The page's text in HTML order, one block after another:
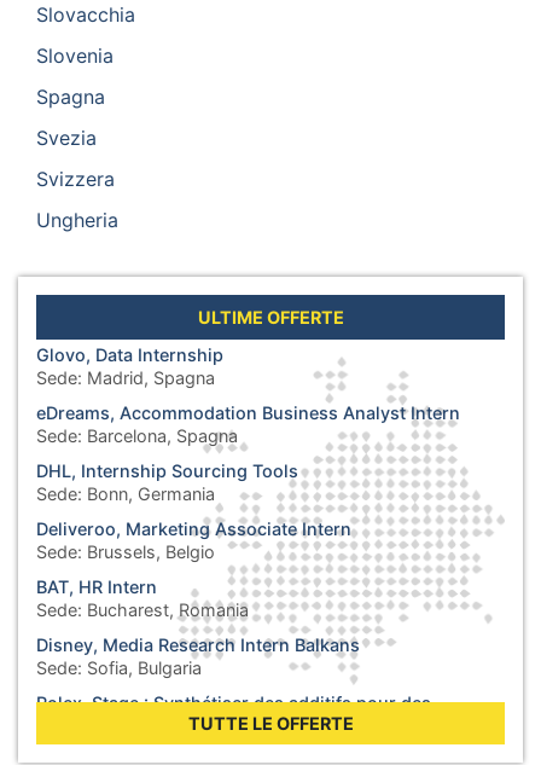
Slovacchia
Slovenia
Spagna
Svezia
Svizzera
Ungheria
ULTIME OFFERTE
Glovo, Data Internship
Sede: Madrid, Spagna
eDreams, Accommodation Business Analyst Intern
Sede: Barcelona, Spagna
DHL, Internship Sourcing Tools
Sede: Bonn, Germania
Deliveroo, Marketing Associate Intern
Sede: Brussels, Belgio
BAT, HR Intern
Sede: Bucharest, Romania
Disney, Media Research Intern Balkans
Sede: Sofia, Bulgaria
Rolex, Stage : Synthétiser des additifs pour des
Sede: Biel, Svizzera
TUTTE LE OFFERTE